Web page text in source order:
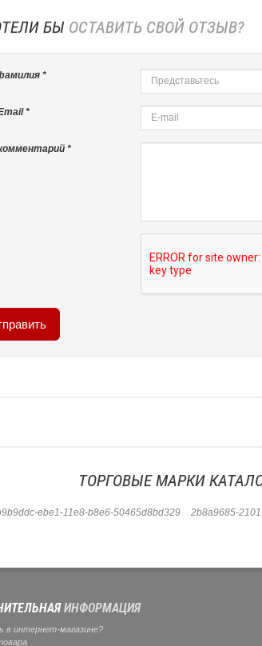
БЫ ОСТАВИТЬ СВОЙ ОТЗЫВ?
*
*
*
ТОРГОВЫЕ МАРКИ
ebe1-11e8-b8e6-50465d8bd329 2b8a9685-
ИНФОРМАЦИЯ
в интернет-магазине?